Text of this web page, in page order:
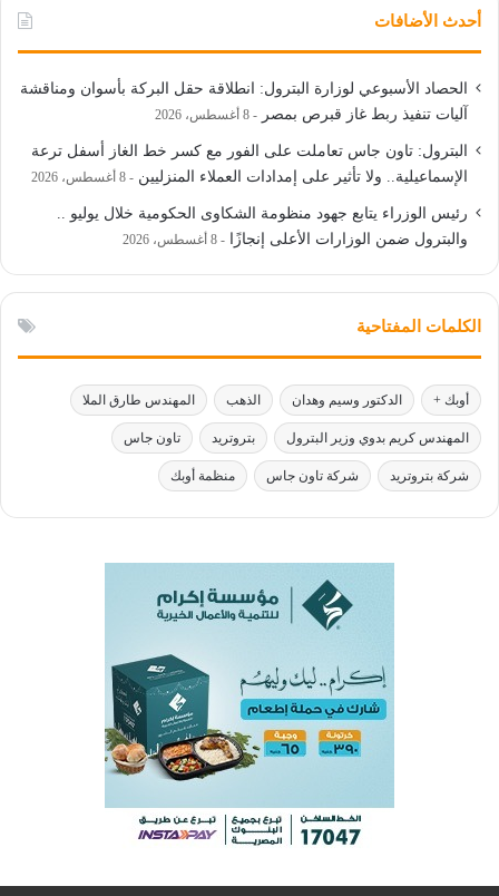
أحدث الأضافات
الحصاد الأسبوعي لوزارة البترول: انطلاقة حقل البركة بأسوان ومناقشة
آليات تنفيذ ربط غاز قبرص بمصر
8 أغسطس، 2026
البترول: تاون جاس تعاملت على الفور مع كسر خط الغاز أسفل ترعة
الإسماعيلية.. ولا تأثير على إمدادات العملاء المنزليين
8 أغسطس، 2026
رئيس الوزراء يتابع جهود منظومة الشكاوى الحكومية خلال يوليو ..
والبترول ضمن الوزارات الأعلى إنجازًا
8 أغسطس، 2026
الكلمات المفتاحية
أوبك + الدكتور وسيم وهدان الذهب المهندس طارق الملا
المهندس كريم بدوي وزير البترول بتروتريد تاون جاس
شركة بتروتريد شركة تاون جاس منظمة أوبك